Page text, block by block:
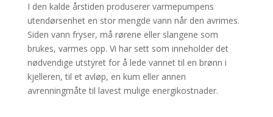
I den kalde årstiden produserer varmepumpens
utendørsenhet en stor mengde vann når den avrimes.
Siden vann fryser, må rørene eller slangene som
brukes, varmes opp. Vi har sett som inneholder det
nødvendige utstyret for å lede vannet til en brønn i
kjelleren, til et avløp, en kum eller annen
avrenningmåte til lavest mulige energikostnader.